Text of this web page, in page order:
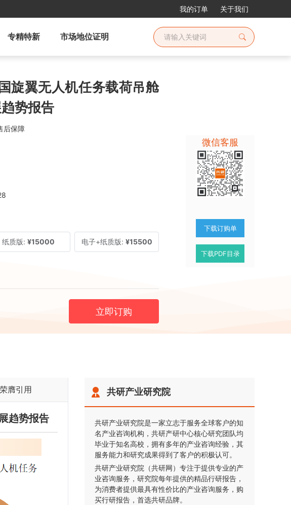
我的订单 关于我们
专精特新 市场地位证明
旋翼无人机任务载荷吊舱
势报告
后保障
纸质版: ¥15000 电子+纸质版: ¥15500
立即订购
微信客服
下载订购单
下载PDF目录
荣膺引用
趋势报告
共研产业研究院
共研产业研究院是一家立志于服务全球客户的知
名产业咨询机构，共研产研中心核心研究团队均
毕业于知名高校，拥有多年的产业咨询经验，其
服务能力和研究成果得到了客户的积极认可。
共研产业研究院（共研网）专注于提供专业的产
业咨询服务，研究院每年提供的精品行研报告，
为消费者提供最具有性价比的产业咨询服务，购
买行研报告，首选共研品牌。